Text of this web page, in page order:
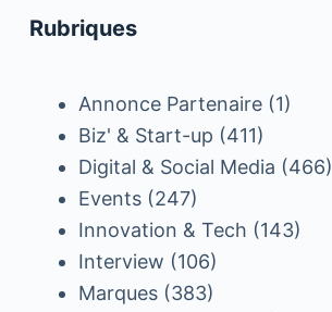
Rubriques
Annonce Partenaire(1)
Biz' & Start-up (411)
Digital & Social Media (466)
Events(247)
Innovation & Tech (143)
Interview (106)
Marques(383)